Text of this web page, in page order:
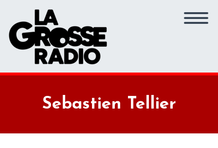
Sebastien Tellier